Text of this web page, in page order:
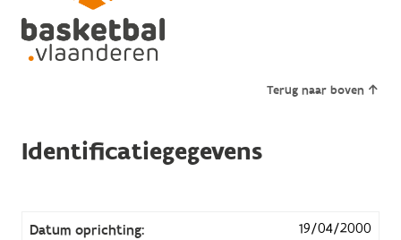
Terug naar boven
Identificatiegegevens
Datum oprichting: 19/04/2000